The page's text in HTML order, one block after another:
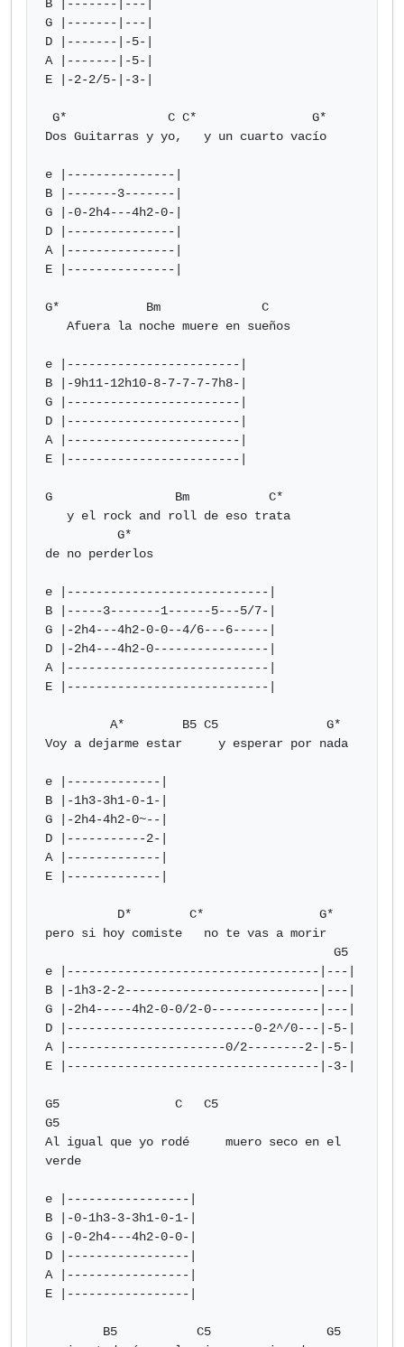
B |-------|---|
G |-------|---|
D |-------|-5-|
A |-------|-5-|
E |-2-2/5-|-3-|
Dos Guitarras y yo,   y un cuarto vacío
e |---------------|
B |-------3-------|
G |-0-2h4---4h2-0-|
D |---------------|
A |---------------|
E |---------------|
G*            Bm              C
e |------------------------|
B |-9h11-12h10-8-7-7-7-7h8-|
G |------------------------|
D |------------------------|
A |------------------------|
E |------------------------|
G                 Bm           C*
de no perderlos
e |----------------------------|
B |-----3-------1------5---5/7-|
G |-2h4---4h2-0-0--4/6---6-----|
D |-2h4---4h2-0----------------|
A |----------------------------|
E |----------------------------|
Voy a dejarme estar     y esperar por nada
e |-------------|
B |-1h3-3h1-0-1-|
G |-2h4-4h2-0~--|
D |-----------2-|
A |-------------|
E |-------------|
pero si hoy comiste   no te vas a morir
e |-----------------------------------|---|
B |-1h3-2-2---------------------------|---|
G |-2h4-----4h2-0-0/2-0---------------|---|
D |--------------------------0-2^/0---|-5-|
A |----------------------0/2--------2-|-5-|
E |-----------------------------------|-3-|
G5                C   C5
G5
Al igual que yo rodé     muero seco en el
verde
e |-----------------|
B |-0-1h3-3-3h1-0-1-|
G |-0-2h4---4h2-0-0-|
D |-----------------|
A |-----------------|
E |-----------------|